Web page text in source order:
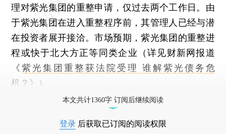
理对紫光集团的重整申请，仅过去两个工作日。由
于紫光集团在进入重整程序前，其管理人已经与潜
在投资者展开接洽。市场预期，紫光集团的重整进
程或快于北大方正等同类企业（详见财新网报道
《紫光集团重整获法院受理 谁解紫光债务危
机？ 》）。
本文共计1360字 订阅后继续阅读
登录 后获取已订阅的阅读权限